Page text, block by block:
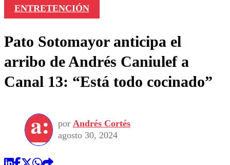
ENTRETENCIÓN
Pato Sotomayor anticipa el
arribo de Andrés Caniulef a
Canal 13: “Está todo cocinado”
por Andrés Cortés
agosto 30, 2024